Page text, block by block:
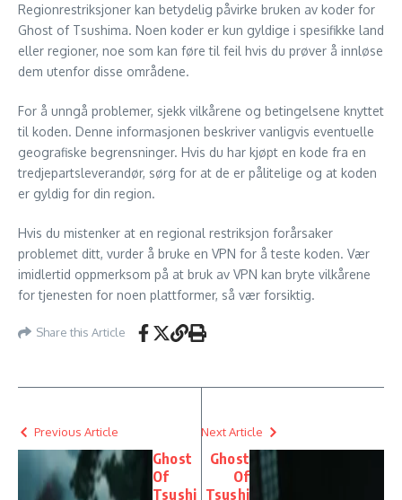
Regionrestriksjoner kan betydelig påvirke bruken av koder for
Ghost of Tsushima. Noen koder er kun gyldige i spesifikke land
eller regioner, noe som kan føre til feil hvis du prøver å innløse
dem utenfor disse områdene.
For å unngå problemer, sjekk vilkårene og betingelsene knyttet
til koden. Denne informasjonen beskriver vanligvis eventuelle
geografiske begrensninger. Hvis du har kjøpt en kode fra en
tredjepartsleverandør, sørg for at de er pålitelige og at koden
er gyldig for din region.
Hvis du mistenker at en regional restriksjon forårsaker
problemet ditt, vurder å bruke en VPN for å teste koden. Vær
imidlertid oppmerksom på at bruk av VPN kan bryte vilkårene
for tjenesten for noen plattformer, så vær forsiktig.
Share this Article
Previous Article
Ghost
Of
Tsushi
Next Article
Ghost
Of
Tsushi